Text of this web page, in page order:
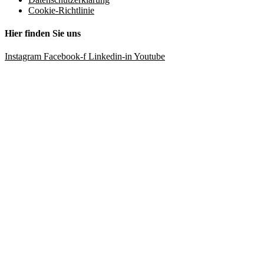
Cookie-Richtlinie
Hier finden Sie uns
Instagram Facebook-f Linkedin-in Youtube